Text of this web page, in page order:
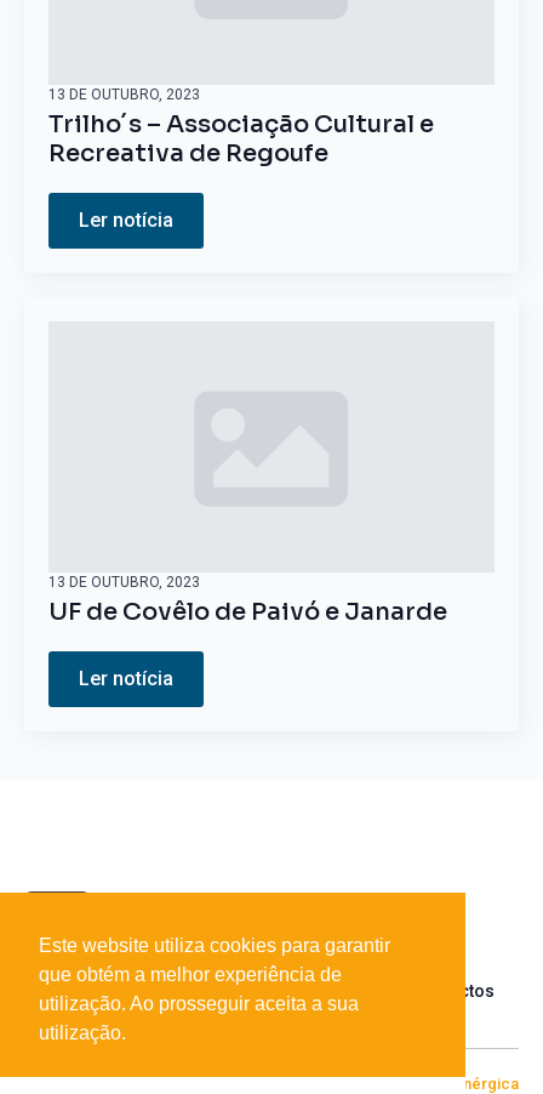
Trilho´s – Associação Cultural e
Recreativa de Regoufe
13 DE OUTUBRO, 2023
Ler notícia
UF de Covêlo de Paivó e Janarde
13 DE OUTUBRO, 2023
Ler notícia
Contactos
[+|-] Enérgica
Este website utiliza cookies para garantir
que obtém a melhor experiência de
utilização. Ao prosseguir aceita a sua
utilização.